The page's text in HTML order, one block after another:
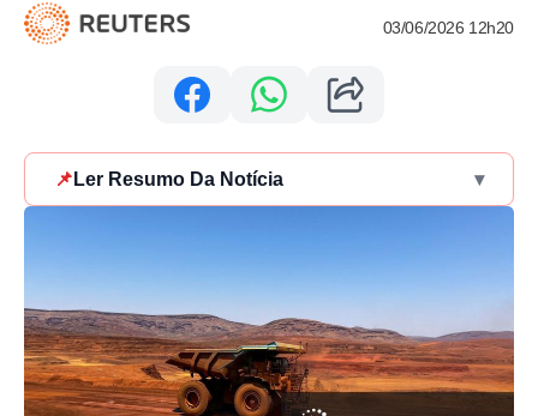
03/06/2026 12h20
📌 Ler Resumo Da Notícia ▾